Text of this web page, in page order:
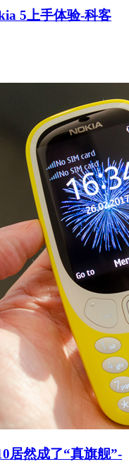
5上手体验-科客
居然成了“真旗舰”-